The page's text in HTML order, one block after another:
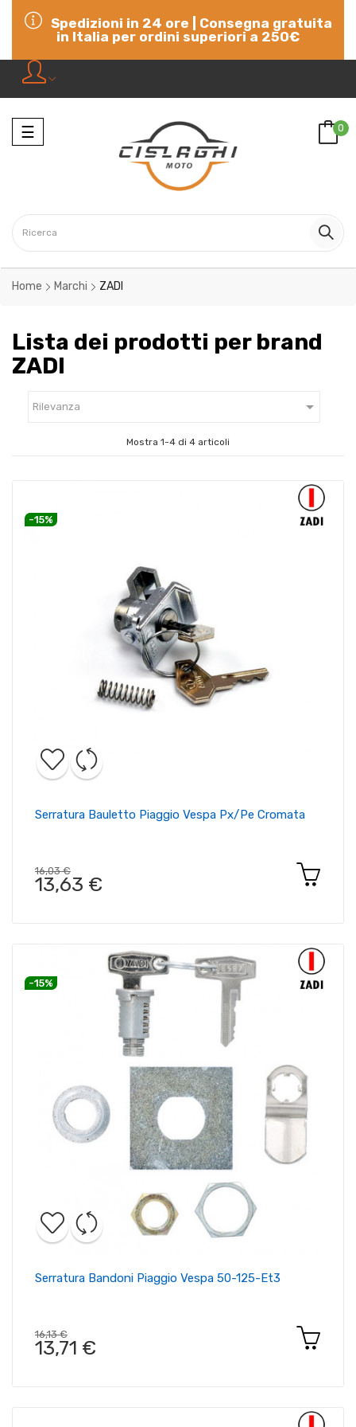
Spedizioni in 24 ore | Consegna gratuita
in Italia per ordini superiori a 250€
Navigazione
☰ 0
Home Marchi ZADI
Lista dei prodotti per brand
ZADI
Rilevanza 
Mostra 1-4 di 4 articoli
-15%
Serratura Bauletto Piaggio Vespa Px/pe Cromata
16,03 €
13,63 €
-15%
Serratura Bandoni Piaggio Vespa 50-125-Et3
16,13 €
13,71 €